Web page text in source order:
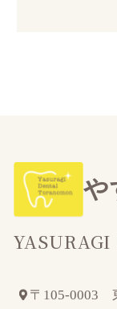
や
〒105-0003